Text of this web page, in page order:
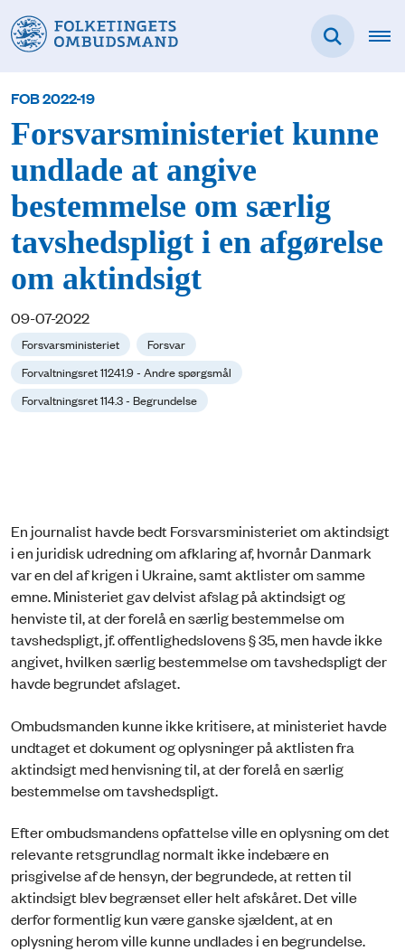
FOB 2022-19
Forsvarsministeriet kunne
undlade at angive
bestemmelse om særlig
tavshedspligt i en afgørelse
om aktindsigt
09-07-2022
Forsvarsministeriet
Forsvar
Forvaltningsret 11241.9 - Andre spørgsmål
Forvaltningsret 114.3 - Begrundelse
En journalist havde bedt Forsvarsministeriet om aktindsigt
i en juridisk udredning om afklaring af, hvornår Danmark
var en del af krigen i Ukraine, samt aktlister om samme
emne. Ministeriet gav delvist afslag på aktindsigt og
henviste til, at der forelå en særlig bestemmelse om
tavshedspligt, jf. offentlighedslovens § 35, men havde ikke
angivet, hvilken særlig bestemmelse om tavshedspligt der
havde begrundet afslaget.
Ombudsmanden kunne ikke kritisere, at ministeriet havde
undtaget et dokument og oplysninger på aktlisten fra
aktindsigt med henvisning til, at der forelå en særlig
bestemmelse om tavshedspligt.
Efter ombudsmandens opfattelse ville en oplysning om det
relevante retsgrundlag normalt ikke indebære en
prisgivelse af de hensyn, der begrundede, at retten til
aktindsigt blev begrænset eller helt afskåret. Det ville
derfor formentlig kun være ganske sjældent, at en
oplysning herom ville kunne undlades i en begrundelse.